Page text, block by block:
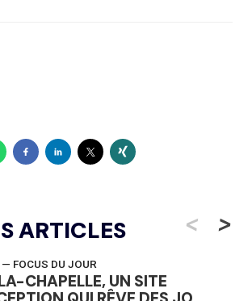
ARTICLES <
— FOCUS DU JOUR
CHAPELLE, UN SITE
>